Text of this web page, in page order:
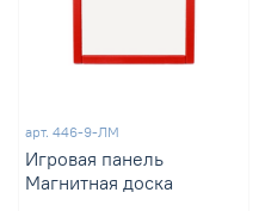
арт. 446-9-ЛМ
Игровая панель
Магнитная доска